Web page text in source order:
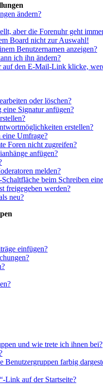
ändern?
aber die Forenuhr geht
Board nicht zur Auswahl!
Benutzernamen anzeigen?
ich ihn ändern?
auf den E-Mail-Link klicke,
oder löschen?
Signatur anfügen?
erstellen?
eine Umfrage?
Foren nicht zugreifen?
anfügen?
melden?
beim Schreiben
freigegeben werden?
neu?
einfügen?
und wie trete ich ihnen bei?
Benutzergruppen farbig
Link auf der Startseite?